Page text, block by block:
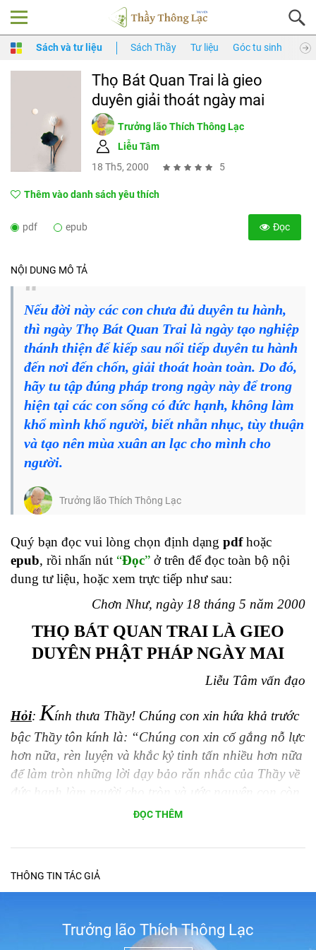
Sách và tư liệu Sách Thầy Tư liệu Góc tu sinh
Thọ Bát Quan Trai là gieo
duyên giải thoát ngày mai
Trưởng lão Thích Thông Lạc
Liễu Tâm
18 Th5, 2000
5
Thêm vào danh sách yêu thích
pdf epub Đọc
NỘI DUNG MÔ TẢ
Nếu đời này các con chưa đủ duyên tu hành,
thì ngày Thọ Bát Quan Trai là ngày tạo nghiệp
thánh thiện để kiếp sau nối tiếp duyên tu hành
đến nơi đến chốn, giải thoát hoàn toàn. Do đó,
hãy tu tập đúng pháp trong ngày này để trong
hiện tại các con sống có đức hạnh, không làm
khổ mình khổ người, biết nhẫn nhục, tùy thuận
và tạo nên mùa xuân an lạc cho mình cho
người.
Trưởng lão Thích Thông Lạc
Quý bạn đọc vui lòng chọn định dạng pdfhoặc
epub, rồi nhấn nút “Đọc” ở trên để đọc toàn bộ nội
dung tư liệu, hoặc xem trực tiếp như sau:
Chơn Như, ngày 18 tháng 5 năm 2000
THỌ BÁT QUAN TRAI LÀ GIEO
DUYÊN PHẬT PHÁP NGÀY MAI
Liễu Tâm vấn đạo
Hỏi:Kính thưa Thầy! Chúng con xin hứa khả trước
bậc Thầy tôn kính là: “Chúng con xin cố gắng nỗ lực
hơn nữa, rèn luyện và khắc kỷ tinh tấn nhiều hơn nữa
để làm tròn những lời dạy bảo răn nhắc của Thầy về
đức hạnh làm người cho tròn và ước nguyện con còn
muốn đi xa hơn nữa, đó là theo bước chân của Phật
tới. Con còn phải tu tập xả tâm tham, sân, si, mạn,
nghi và các kiết sử cho rốt ráo hơn nữa, nhẫn nhục,
tùy thuận, bằng lòng là chặng đường con mới đặt
rồi đây kiếp đời này con có làm được như ý nguyện
lớn lao này không? Tuổi đời cũng đã cao, gia duyên
ĐỌC THÊM
THÔNG TIN TÁC GIẢ
Trưởng lão Thích Thông Lạc